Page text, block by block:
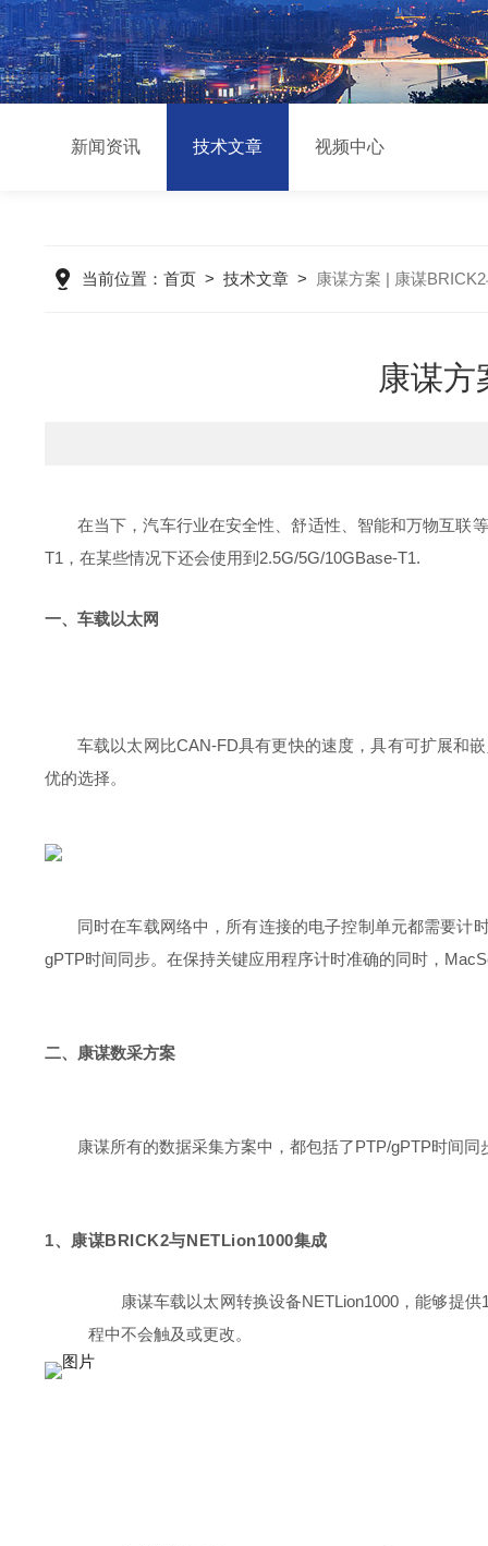
新闻资讯 技术文章 视频中心
当前位置： 首页> 技术文章> 康谋方案 | 康谋
康谋方
在当下，汽车行业在安全性、舒适性、智能和万物互联
T1，在某些情况下还会使用到2.5G/5G/10GBase-T1.
一、车载以太网
车载以太网比CAN-FD具有更快的速度，具有可扩展和
优的选择。
同时在车载网络中，所有连接的电子控制单元都需要计
gPTP时间同步。在保持关键应用程序计时准确的同时，
二、康谋数采方案
康谋所有的数据采集方案中，都包括了PTP/gPTP时间
1、康谋BRICK2与NETLion1000集成
康谋车载以太网转换设备NETLion1000，能够提
程中不会触及或更改。